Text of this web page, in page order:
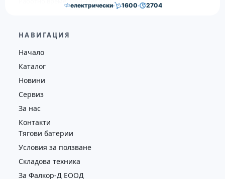
електрически 1600 2704
3300
НАВИГАЦИЯ
Начало
Каталог
Новини
Сервиз
За нас
Контакти
Тягови батерии
Условия за ползване
Складова техника
За Фалкор-Д ЕООД